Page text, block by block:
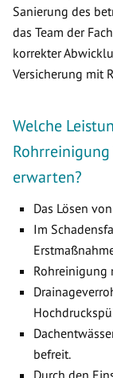
Sanierung des
das Team der
korrekter
Versicherung mit
Welche
erwarten?
Das Lösen
Im
Rohreinigung
befreit.